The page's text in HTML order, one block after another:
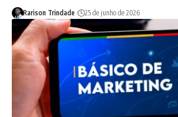
Rarison Trindade 25 de junho de 2026